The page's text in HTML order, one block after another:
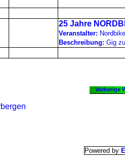
25 Jahre
Veranstalter:
Beschreibung: Gig
Vorherige
Powered by